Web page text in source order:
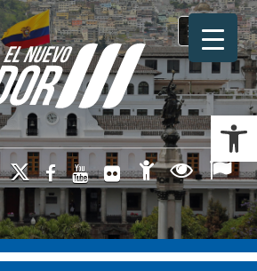
Toggle